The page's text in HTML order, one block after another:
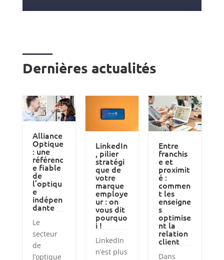
Dernières actualités
Alliance
Optique
: une
référenc
e fiable
de
l’optiqu
e
indépen
dante
Le
secteur
de
l’optique
LinkedIn
, pilier
stratégi
que de
votre
marque
employe
ur : on
vous dit
pourquo
i !
LinkedIn
n’est plus
Entre
franchis
e et
proximit
é :
commen
t les
enseigne
s
optimise
nt la
relation
client
Dans